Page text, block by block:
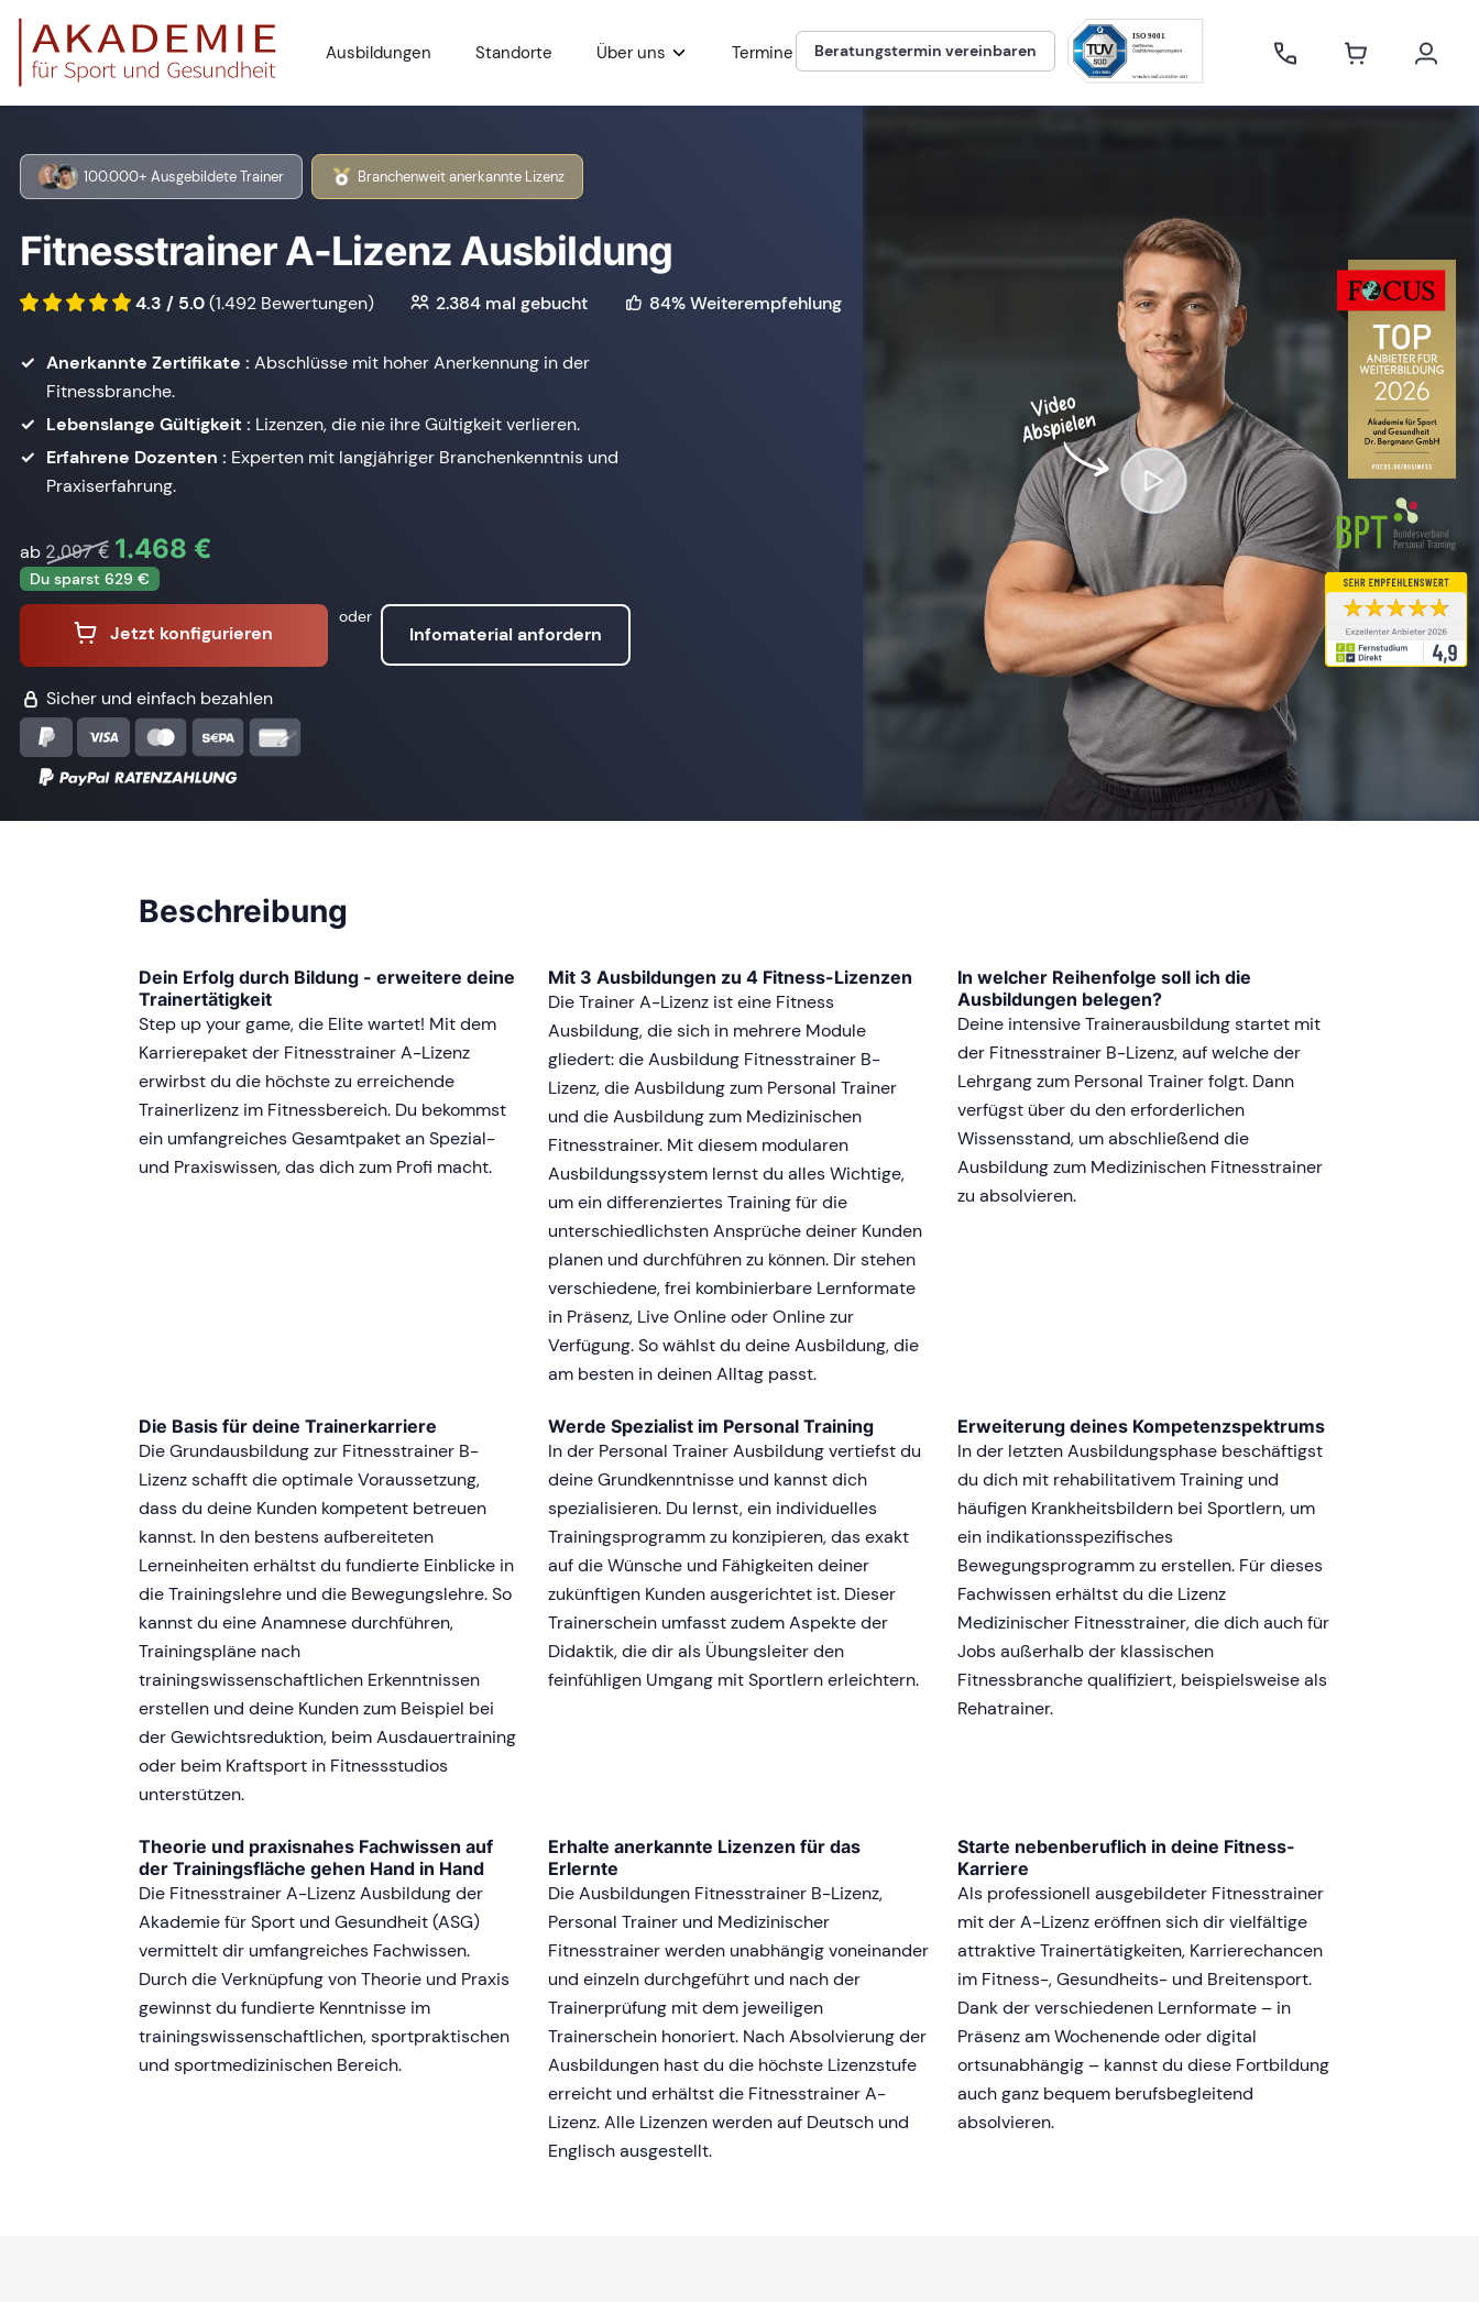
Ausbildungen Standorte Über uns Termine Beratungstermin vereinbaren
100.000+ Ausgebildete Trainer Branchenweit anerkannte Lizenz
Fitnesstrainer A-Lizenz Ausbildung
4.3 / 5.0(1.492 Bewertungen) 2.384 mal gebucht 84% Weiterempfehlung
Anerkannte Zertifikate : Abschlüsse mit hoher Anerkennung in der
Fitnessbranche.
Lebenslange Gültigkeit : Lizenzen, die nie ihre Gültigkeit verlieren.
Erfahrene Dozenten : Experten mit langjähriger Branchenkenntnis und
Praxiserfahrung.
ab 2.097 € 1.468 €
Du sparst 629 €
Jetzt konfigurieren
oder
Infomaterial anfordern
Sicher und einfach bezahlen
Beschreibung
Dein Erfolg durch Bildung - erweitere deine
Trainertätigkeit
Step up your game, die Elite wartet! Mit dem
Karrierepaket der Fitnesstrainer A-Lizenz
erwirbst du die höchste zu erreichende
Trainerlizenz im Fitnessbereich. Du bekommst
ein umfangreiches Gesamtpaket an Spezial-
und Praxiswissen, das dich zum Profi macht.
Mit 3 Ausbildungen zu 4 Fitness-Lizenzen
Die Trainer A-Lizenz ist eine Fitness
Ausbildung, die sich in mehrere Module
gliedert: die Ausbildung Fitnesstrainer B-
Lizenz, die Ausbildung zum Personal Trainer
und die Ausbildung zum Medizinischen
Fitnesstrainer. Mit diesem modularen
Ausbildungssystem lernst du alles Wichtige,
um ein differenziertes Training für die
unterschiedlichsten Ansprüche deiner Kunden
planen und durchführen zu können. Dir stehen
verschiedene, frei kombinierbare Lernformate
in Präsenz, Live Online oder Online zur
Verfügung. So wählst du deine Ausbildung, die
am besten in deinen Alltag passt.
In welcher Reihenfolge soll ich die
Ausbildungen belegen?
Deine intensive Trainerausbildung startet mit
der Fitnesstrainer B-Lizenz, auf welche der
Lehrgang zum Personal Trainer folgt. Dann
verfügst über du den erforderlichen
Wissensstand, um abschließend die
Ausbildung zum Medizinischen Fitnesstrainer
zu absolvieren.
Die Basis für deine Trainerkarriere
Die Grundausbildung zur Fitnesstrainer B-
Lizenz schafft die optimale Voraussetzung,
dass du deine Kunden kompetent betreuen
kannst. In den bestens aufbereiteten
Lerneinheiten erhältst du fundierte Einblicke in
die Trainingslehre und die Bewegungslehre. So
kannst du eine Anamnese durchführen,
Trainingspläne nach
trainingswissenschaftlichen Erkenntnissen
erstellen und deine Kunden zum Beispiel bei
der Gewichtsreduktion, beim Ausdauertraining
oder beim Kraftsport in Fitnessstudios
unterstützen.
Werde Spezialist im Personal Training
In der Personal Trainer Ausbildung vertiefst du
deine Grundkenntnisse und kannst dich
spezialisieren. Du lernst, ein individuelles
Trainingsprogramm zu konzipieren, das exakt
auf die Wünsche und Fähigkeiten deiner
zukünftigen Kunden ausgerichtet ist. Dieser
Trainerschein umfasst zudem Aspekte der
Didaktik, die dir als Übungsleiter den
feinfühligen Umgang mit Sportlern erleichtern.
Erweiterung deines Kompetenzspektrums
In der letzten Ausbildungsphase beschäftigst
du dich mit rehabilitativem Training und
häufigen Krankheitsbildern bei Sportlern, um
ein indikationsspezifisches
Bewegungsprogramm zu erstellen. Für dieses
Fachwissen erhältst du die Lizenz
Medizinischer Fitnesstrainer, die dich auch für
Jobs außerhalb der klassischen
Fitnessbranche qualifiziert, beispielsweise als
Rehatrainer.
Theorie und praxisnahes Fachwissen auf
der Trainingsfläche gehen Hand in Hand
Die Fitnesstrainer A-Lizenz Ausbildung der
Akademie für Sport und Gesundheit (ASG)
vermittelt dir umfangreiches Fachwissen.
Durch die Verknüpfung von Theorie und Praxis
gewinnst du fundierte Kenntnisse im
trainingswissenschaftlichen, sportpraktischen
und sportmedizinischen Bereich.
Erhalte anerkannte Lizenzen für das
Erlernte
Die Ausbildungen Fitnesstrainer B-Lizenz,
Personal Trainer und Medizinischer
Fitnesstrainer werden unabhängig voneinander
und einzeln durchgeführt und nach der
Trainerprüfung mit dem jeweiligen
Trainerschein honoriert. Nach Absolvierung der
Ausbildungen hast du die höchste Lizenzstufe
erreicht und erhältst die Fitnesstrainer A-
Lizenz. Alle Lizenzen werden auf Deutsch und
Englisch ausgestellt.
Starte nebenberuflich in deine Fitness-
Karriere
Als professionell ausgebildeter Fitnesstrainer
mit der A-Lizenz eröffnen sich dir vielfältige
attraktive Trainertätigkeiten, Karrierechancen
im Fitness-, Gesundheits- und Breitensport.
Dank der verschiedenen Lernformate – in
Präsenz am Wochenende oder digital
ortsunabhängig – kannst du diese Fortbildung
auch ganz bequem berufsbegleitend
absolvieren.